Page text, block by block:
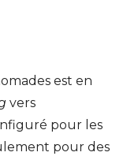
est en
vers
pour les
pour des